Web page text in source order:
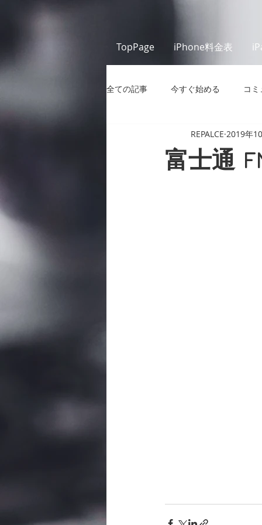
TopPage iPhone料金表
全ての記事 今すぐ始める コ
富士通
REPALCE 2019年